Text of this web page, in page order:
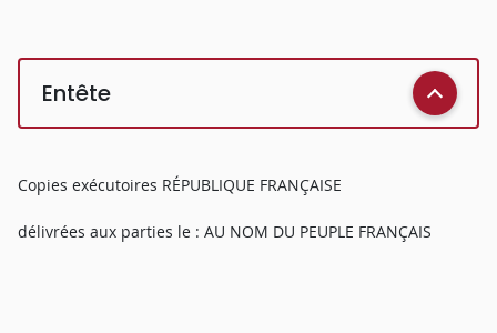
Entête
Copies exécutoires RÉPUBLIQUE FRANÇAISE
délivrées aux parties le : AU NOM DU PEUPLE FRANÇAIS